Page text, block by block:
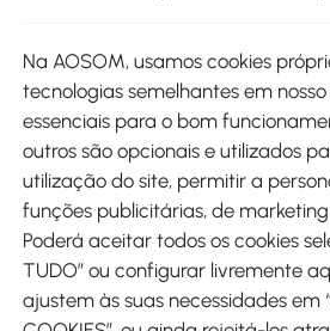
Métodos de pagamento
Envio
Na AOSOM, usamos cookies
tecnologias semelhantes em
essenciais para o bom
outros são opcionais e utilizados
utilização do site, permitir a
funções publicitárias, de marketing
Poderá aceitar todos os cookies
TUDO” ou configurar livremente
ajustem às suas necessidades em